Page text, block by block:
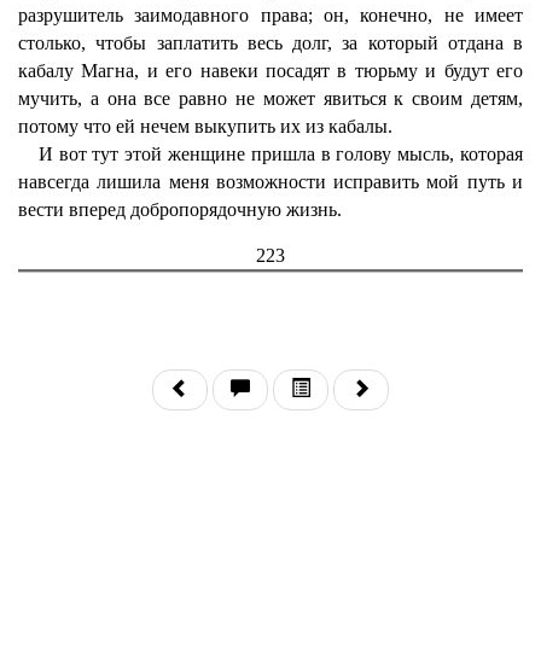
разрушитель заимодавного права; он, конечно, не имеет
столько, чтобы заплатить весь долг, за который отдана в
кабалу Магна, и его навеки посадят в тюрьму и будут его
мучить, а она все равно не может явиться к своим детям,
потому что ей нечем выкупить их из кабалы.
И вот тут этой женщине пришла в голову мысль, которая
навсегда лишила меня возможности исправить мой путь и
вести вперед добропорядочную жизнь.
223